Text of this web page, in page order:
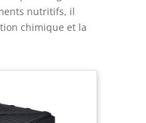
nutritifs, il
chimique et la